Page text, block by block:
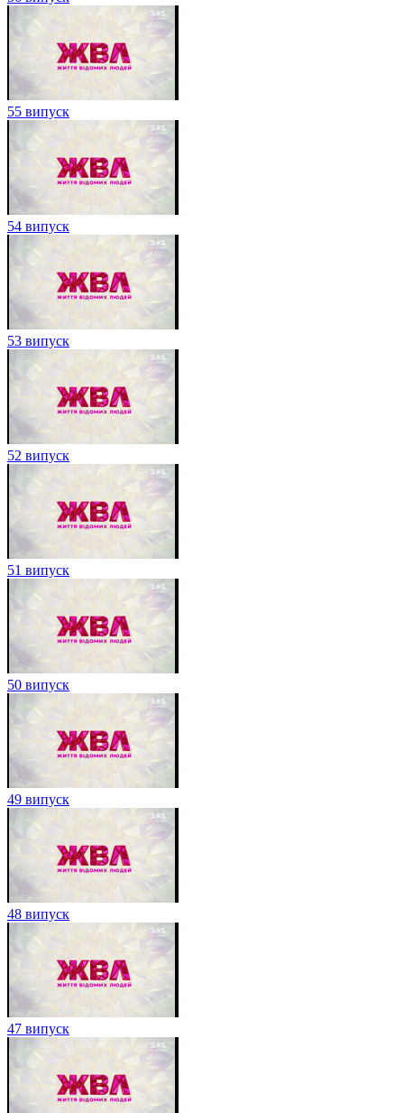
55 випуск
54 випуск
53 випуск
52 випуск
51 випуск
50 випуск
49 випуск
48 випуск
47 випуск